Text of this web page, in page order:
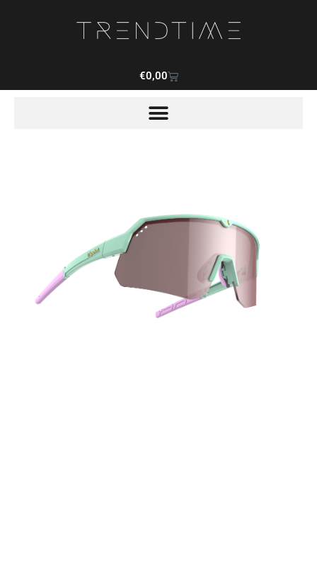
€0,00